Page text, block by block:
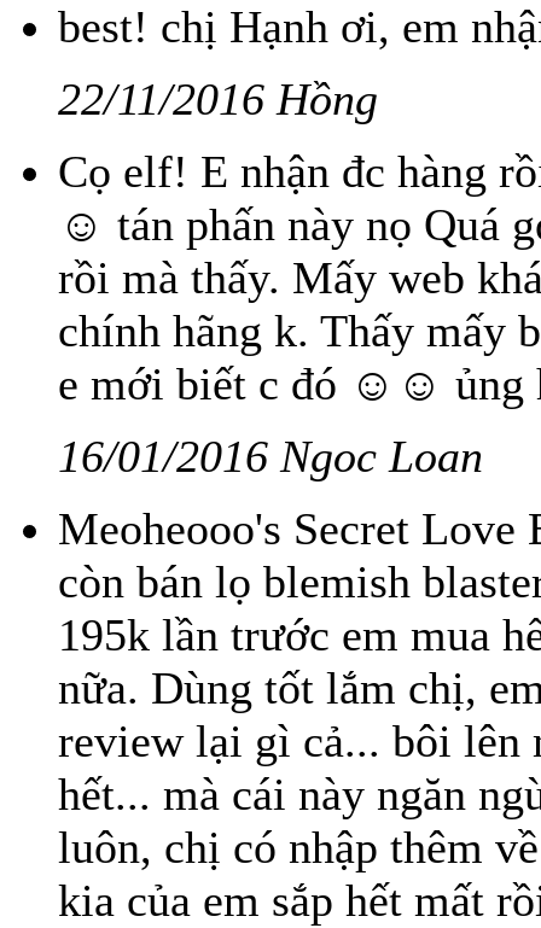
best! chị Hạnh ơi, em
22/11/2016 Hồng
Cọ elf! E nhận đc hàng
☺ tán phấn này nọ Quá
rồi mà thấy. Mấy web
chính hãng k. Thấy mấy
e mới biết c đó ☺☺ ủng
16/01/2016 Ngoc Loan
Meoheooo's Secret
còn bán lọ blemish
195k lần trước em mua
nữa. Dùng tốt lắm chị,
review lại gì cả... bôi lên
hết... mà cái này ngăn
luôn, chị có nhập thêm
kia của em sắp hết mất